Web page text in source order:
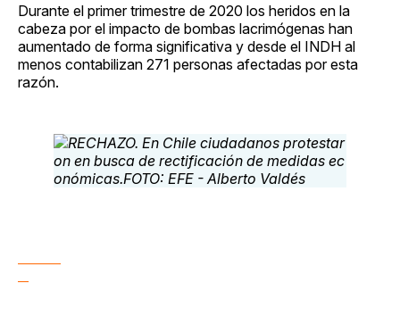
Durante el primer trimestre de 2020 los heridos en la
cabeza por el impacto de bombas lacrimógenas han
aumentado de forma significativa y desde el INDH al
menos contabilizan 271 personas afectadas por esta
razón.